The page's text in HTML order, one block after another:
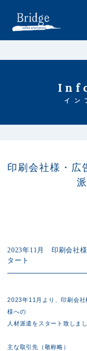
イン
印刷会社様・広
2023年11月 印刷会社
タート
2023年11月より、印刷会
様への
人材派遣をスタート致しまし
主な取引先（敬称略）